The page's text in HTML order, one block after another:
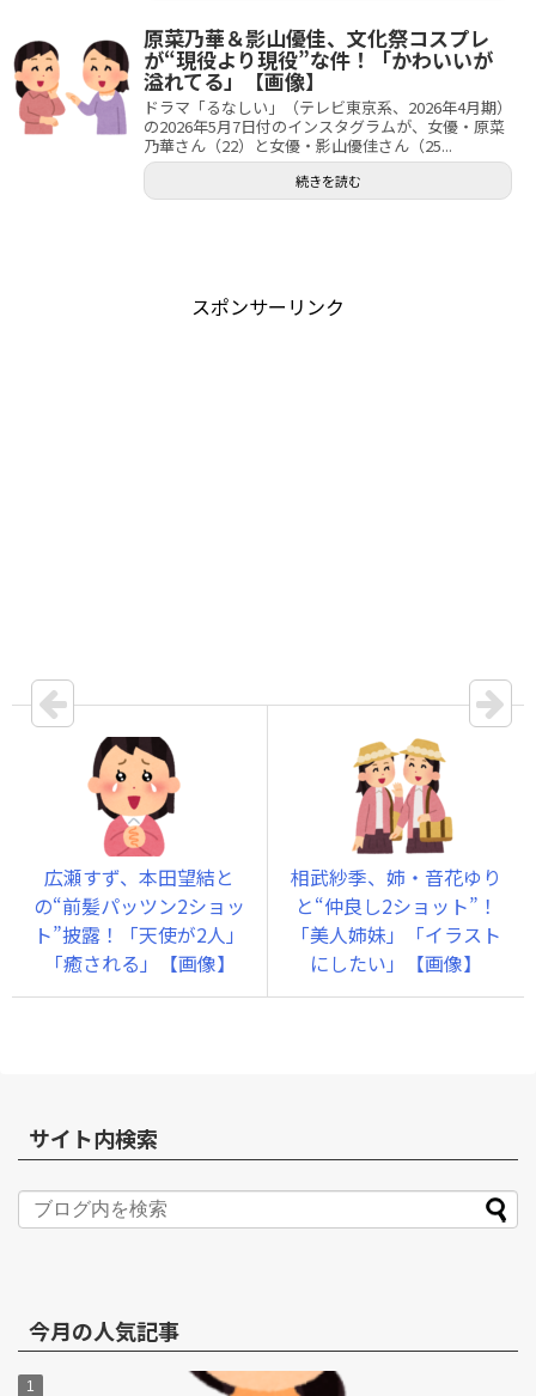
原菜乃華＆影山優佳、文化祭コスプレ
が“現役より現役”な件！「かわいいが
溢れてる」【画像】
ドラマ「るなしい」（テレビ東京系、2026年4月期）
の2026年5月7日付のインスタグラムが、女優・原菜
乃華さん（22）と女優・影山優佳さん（25...
続きを読む
スポンサーリンク
広瀬すず、本田望結と
の“前髪パッツン2ショッ
ト”披露！「天使が2人」
「癒される」【画像】
相武紗季、姉・音花ゆり
と“仲良し2ショット”！
「美人姉妹」「イラスト
にしたい」【画像】
サイト内検索
今月の人気記事